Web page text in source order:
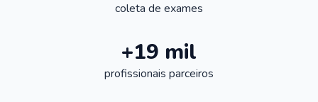
coleta de exames
+19 mil
profissionais parceiros